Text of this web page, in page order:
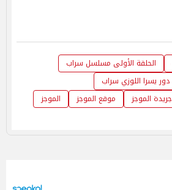
الحلقة الأولى مسلسل سراب
دور يسرا اللوزي سراب
جريدة الموجز موقع الموجز الموجز